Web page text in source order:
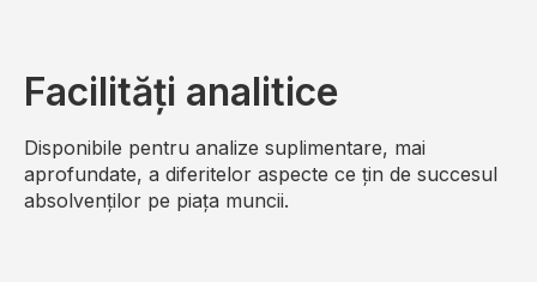
Facilități analitice
Disponibile pentru analize suplimentare, mai
aprofundate, a diferitelor aspecte ce țin de succesul
absolvenților pe piața muncii.